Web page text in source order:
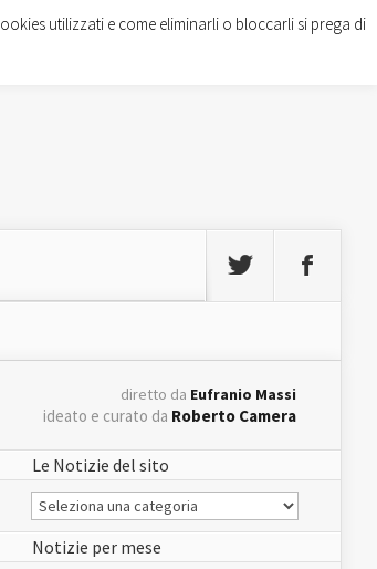
diretto da Eufranio Massi
ideato e curato da Roberto Camera
Le Notizie del sito
Le
Notizie
del
sito
Notizie per mese
utilizzati e come eliminarli o bloccarli si prega di